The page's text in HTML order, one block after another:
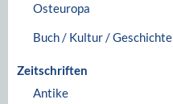
Osteuropa
Buch / Kultur / Geschichte
Zeitschriften
Antike